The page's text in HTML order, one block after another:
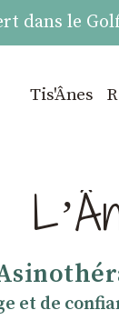
le
Tis'Ânes
et de